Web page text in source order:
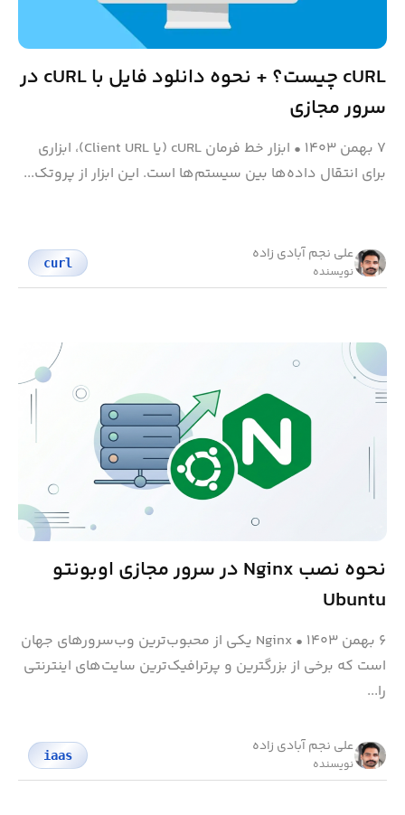
cURL چیست؟ + نحوه دانلود فایل با cURL در
سرور مجازی
۷ بهمن ۱۴۰۳ •
ابزار خط فرمان cURL (یا Client URL)، ابزاری
برای انتقال داده‌ها بین سیستم‌ها است. این ابزار از پروتک...
علی نجم آبادی زاده
نویسنده
curl
نحوه نصب Nginx در سرور مجازی اوبونتو
Ubuntu
۶ بهمن ۱۴۰۳ •
Nginx یکی از محبوب‌ترین وب‌سرورهای جهان
است که برخی از بزرگترین و پرترافیک‌ترین سایت‌های اینترنتی
را...
علی نجم آبادی زاده
نویسنده
iaas